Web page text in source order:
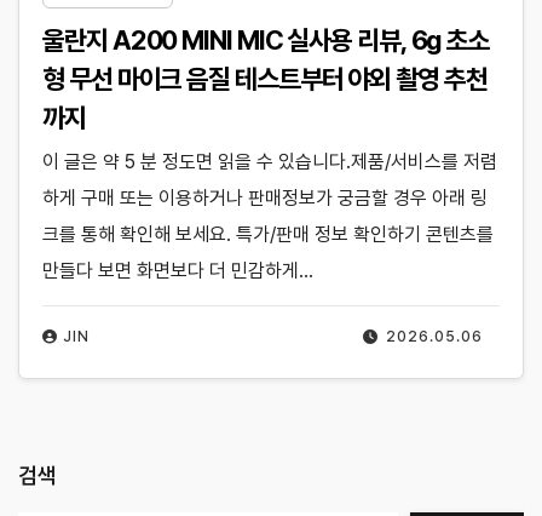
울란지 A200 MINI MIC 실사용 리뷰, 6g 초소
형 무선 마이크 음질 테스트부터 야외 촬영 추천
까지
2026.05.06
JIN
이 글은 약 5 분 정도면 읽을 수 있습니다.제품/서비스를 저렴
하게 구매 또는 이용하거나 판매정보가 궁금할 경우 아래 링
크를 통해 확인해 보세요. 특가/판매 정보 확인하기 콘텐츠를
만들다 보면 화면보다 더 민감하게…
검색